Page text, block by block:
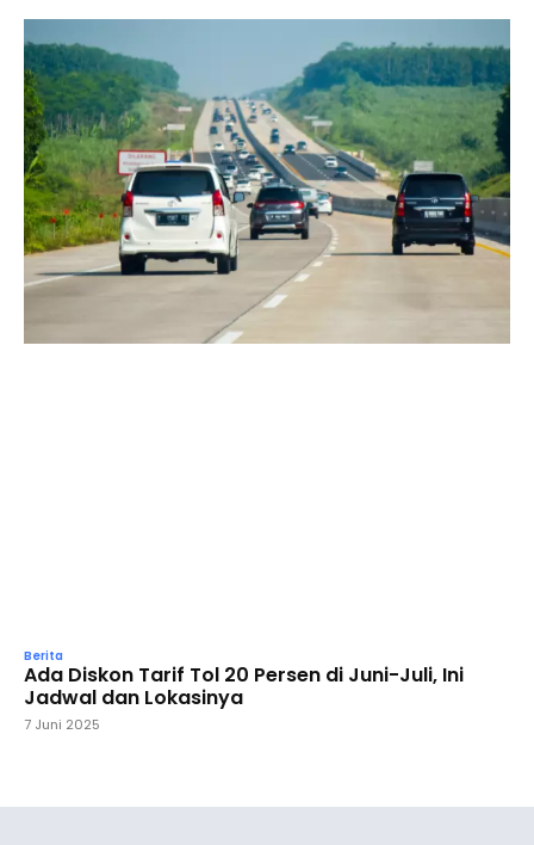
Berita
Ada Diskon Tarif Tol 20 Persen di Juni-Juli, Ini
Jadwal dan Lokasinya
7 Juni 2025